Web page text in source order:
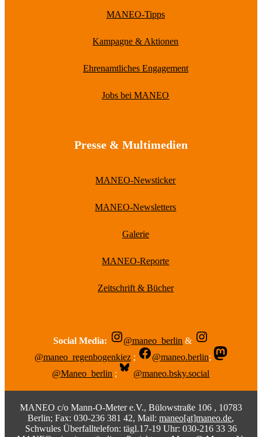
MANEO-Tipps
Kampagne & Aktionen
Ehrenamtliches Engagement
Jobs bei MANEO
Presse & Multimedien
MANEO-Newsticker
MANEO-Newsletters
Galerie
MANEO-Reporte
Zeitschrift & Bücher
Social Media: @maneo_berlin &
@maneo_regenbogenkiez ; @maneo.berlin;
@Maneo_berlin ; @maneo.bsky.social
MANEO c/o Mann-O-Meter e.V., Bülowstraße 106 , 10783
Berlin; Fax: 030-236 381 42, Mail:maneo[at]maneo.de,
Schwules Überfalltelefon: tägl.17-19 Uhr: 030-216 33 36